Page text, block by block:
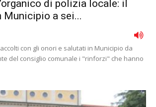
di polizia locale: il
Municipio a sei...
con gli onori e salutati in Municipio da
del consiglio comunale i "rinforzi" che hanno